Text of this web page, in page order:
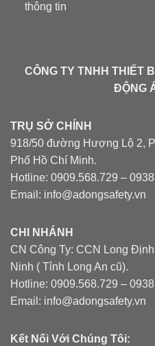
thông tin
CÔNG TY TNHH THIẾT
ĐỘNG
TRỤ SỞ CHÍNH
918/50 đường Hượng Lộ 2,
Phố Hồ Chí Minh.
Hotline: 0909.568.729 –
Email: info@adongsafety.vn
CHI NHÁNH
CN Công Ty: CCN Long
Ninh ( Tỉnh Long An cũ).
Hotline: 0909.568.729 –
Email: info@adongsafety.vn
Kết Nối Với Chúng Tôi: